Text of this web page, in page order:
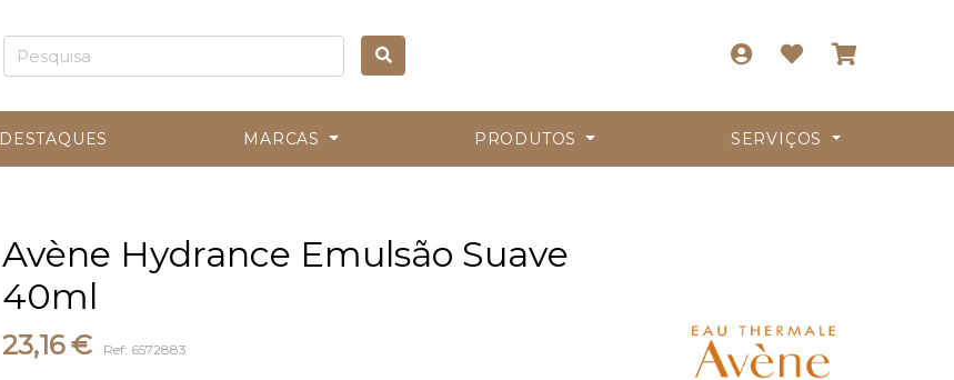
DESTAQUES MARCAS PRODUTOS SERVIÇOS
Avène Hydrance Emulsão Suave
40ml
23,16 € Ref: 6572883